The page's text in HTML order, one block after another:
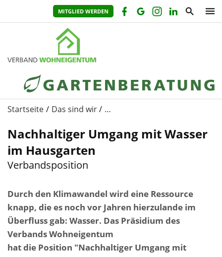
MITGLIED WERDEN
Startseite Das sind wir …
Nachhaltiger Umgang mit Wasser
im Hausgarten
Verbandsposition
Durch den Klimawandel wird eine Ressource
knapp, die es noch vor Jahren hierzulande im
Überfluss gab: Wasser. Das Präsidium des
Verbands Wohneigentum
hat die Position "Nachhaltiger Umgang mit